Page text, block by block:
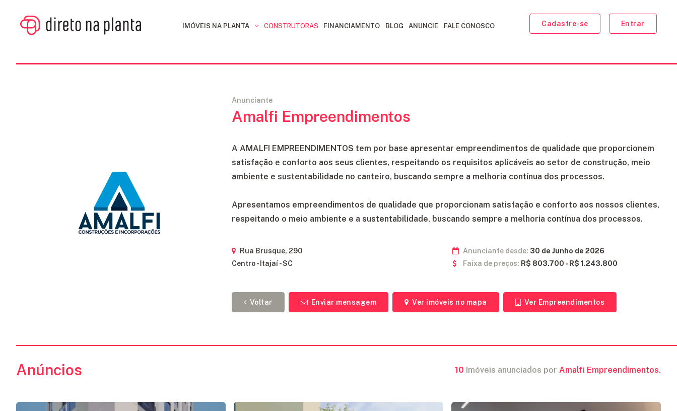
IMÓVEIS NA PLANTA CONSTRUTORAS FINANCIAMENTO BLOG ANUNCIE FALE CONOSCO Cadastre-se Entrar
Anunciante
Amalfi Empreendimentos
A AMALFI EMPREENDIMENTOS tem por base apresentar empreendimentos de qualidade que proporcionem
satisfação e conforto aos seus clientes, respeitando os requisitos aplicáveis ao setor de construção, meio
ambiente e sustentabilidade no canteiro, buscando sempre a melhoria contínua dos processos.
Apresentamos empreendimentos de qualidade que proporcionam satisfação e conforto aos nossos clientes,
respeitando o meio ambiente e a sustentabilidade, buscando sempre a melhoria contínua dos processos.
Rua Brusque, 290
Centro - Itajaí - SC
Anunciante desde: 30 de Junho de 2026
Faixa de preços: R$ 803.700 - R$ 1.243.800
Voltar Enviar mensagem Ver imóveis no mapa Ver Empreendimentos
Anúncios 10 Imóveis anunciados por Amalfi Empreendimentos.